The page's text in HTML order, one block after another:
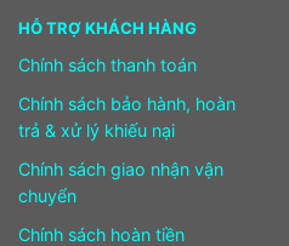
HỖ TRỢ KHÁCH HÀNG
Chính sách thanh toán
Chính sách bảo hành, hoàn
trả & xử lý khiếu nại
Chính sách giao nhận vận
chuyển
Chính sách hoàn tiền